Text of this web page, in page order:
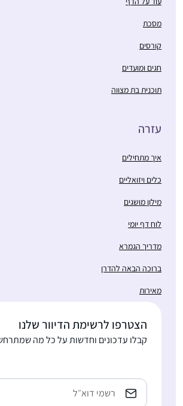
מסכת
קורסים
חגים ומועדים
תוכנית בת מצווה
עזרה
איך מתחילים
כלים ויזואליים
מילון מושגים
לוח דף יומי
מדריך הגמרא
ברוכה הבאה להדרן
מאירות
הצטרפו לרשימת הדיוור שלנו
קבלו עדכונים וחדשות על כל מה
כתובת
אימייל